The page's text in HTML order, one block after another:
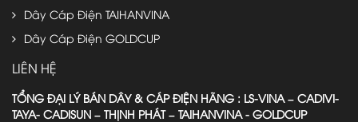
Dây Cáp Điện TAIHANVINA
Dây Cáp Điện GOLDCUP
LIÊN HỆ
TỔNG ĐẠI LÝ BÁN DÂY & CÁP ĐIỆN HÃNG : LS-VINA – CADIVI-
TAYA- CADISUN – THỊNH PHÁT – TAIHANVINA - GOLDCUP